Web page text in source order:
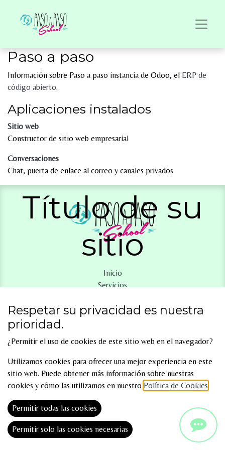
Paso a paso
Información sobre Paso a paso instancia de Odoo, el ERP de
código abierto.
Aplicaciones instalados
Sitio web
Constructor de sitio web empresarial
Conversaciones
Chat, puerta de enlace al correo y canales privados
Inicio
Servicios
Eventos
616 18 4​3 28
info@pasoapasomdh.com
Título de su
sitio
Respetar su privacidad es nuestra
prioridad.
¿Permitir el uso de cookies de este sitio web en el navegador?
Utilizamos cookies para ofrecer una mejor experiencia en este
sitio web. Puede obtener más información sobre nuestras
cookies y cómo las utilizamos en nuestro Política de Cookies
Permitir todas las cookies
Permitir solo las cookies necesarias